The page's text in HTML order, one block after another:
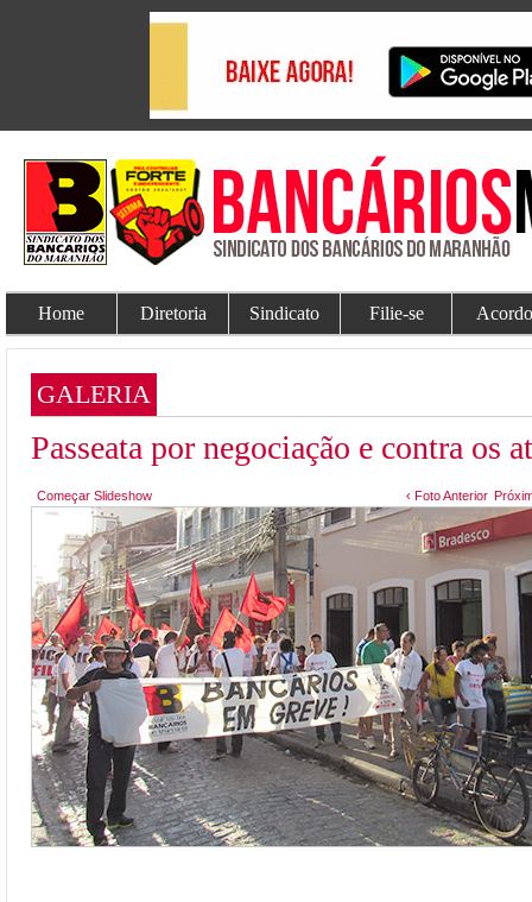
Home Diretoria Sindicato Filie-se
GALERIA
Passeata por negociação e contra os
Começar Slideshow ‹ Foto Anterior